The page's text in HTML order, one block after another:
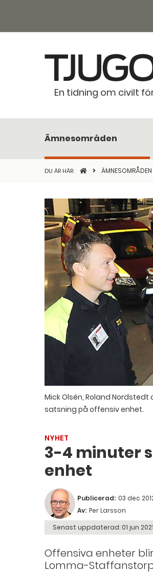
En tidning om civilt
Ämnesområden
DU ÄR HÄR: STARTSIDANÄMNESOMRÅDEN
Mick Olsén, Roland
satsning på offensiv enhet.
NYHET
3-4 minuter
enhet
Publicerad: 03 dec
Av: Per Larsson
Senast uppdaterad: 01 jun
Offensiva enheter
Lomma-